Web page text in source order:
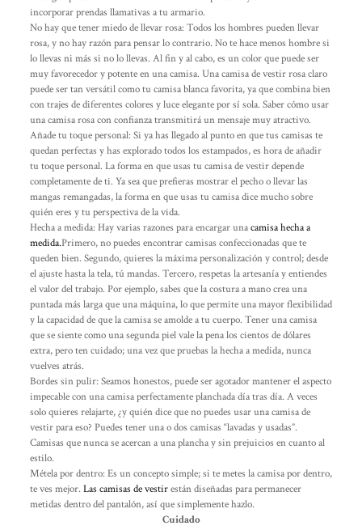
incorporar prendas llamativas a tu armario.
No hay que tener miedo de llevar rosa: Todos los hombres pueden llevar
rosa, y no hay razón para pensar lo contrario. No te hace menos hombre si
lo llevas ni más si no lo llevas. Al fin y al cabo, es un color que puede ser
muy favorecedor y potente en una camisa. Una camisa de vestir rosa claro
puede ser tan versátil como tu camisa blanca favorita, ya que combina bien
con trajes de diferentes colores y luce elegante por sí sola. Saber cómo usar
una camisa rosa con confianza transmitirá un mensaje muy atractivo.
Añade tu toque personal: Si ya has llegado al punto en que tus camisas te
quedan perfectas y has explorado todos los estampados, es hora de añadir
tu toque personal. La forma en que usas tu camisa de vestir depende
completamente de ti. Ya sea que prefieras mostrar el pecho o llevar las
mangas remangadas, la forma en que usas tu camisa dice mucho sobre
quién eres y tu perspectiva de la vida.
Hecha a medida: Hay varias razones para encargar unacamisa hecha a
medida.Primero, no puedes encontrar camisas confeccionadas que te
queden bien. Segundo, quieres la máxima personalización y control; desde
el ajuste hasta la tela, tú mandas. Tercero, respetas la artesanía y entiendes
el valor del trabajo. Por ejemplo, sabes que la costura a mano crea una
puntada más larga que una máquina, lo que permite una mayor flexibilidad
y la capacidad de que la camisa se amolde a tu cuerpo. Tener una camisa
que se siente como una segunda piel vale la pena los cientos de dólares
extra, pero ten cuidado; una vez que pruebas la hecha a medida, nunca
vuelves atrás.
Bordes sin pulir: Seamos honestos, puede ser agotador mantener el aspecto
impecable con una camisa perfectamente planchada día tras día. A veces
solo quieres relajarte, ¿y quién dice que no puedes usar una camisa de
vestir para eso? Puedes tener una o dos camisas “lavadas y usadas”.
Camisas que nunca se acercan a una plancha y sin prejuicios en cuanto al
estilo.
Métela por dentro: Es un concepto simple; si te metes la camisa por dentro,
te ves mejor. Las camisas de vestirestán diseñadas para permanecer
metidas dentro del pantalón, así que simplemente hazlo.
Cuidado